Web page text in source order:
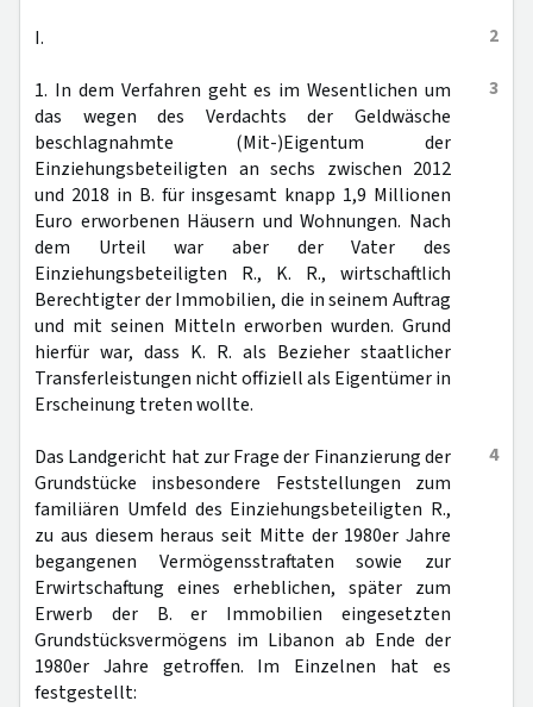
2
I.
3
1. In dem Verfahren geht es im Wesentlichen um
das wegen des Verdachts der Geldwäsche
beschlagnahmte (Mit-)Eigentum der
Einziehungsbeteiligten an sechs zwischen 2012
und 2018 in B. für insgesamt knapp 1,9 Millionen
Euro erworbenen Häusern und Wohnungen. Nach
dem Urteil war aber der Vater des
Einziehungsbeteiligten R., K. R., wirtschaftlich
Berechtigter der Immobilien, die in seinem Auftrag
und mit seinen Mitteln erworben wurden. Grund
hierfür war, dass K. R. als Bezieher staatlicher
Transferleistungen nicht offiziell als Eigentümer in
Erscheinung treten wollte.
4
Das Landgericht hat zur Frage der Finanzierung der
Grundstücke insbesondere Feststellungen zum
familiären Umfeld des Einziehungsbeteiligten R.,
zu aus diesem heraus seit Mitte der 1980er Jahre
begangenen Vermögensstraftaten sowie zur
Erwirtschaftung eines erheblichen, später zum
Erwerb der B. er Immobilien eingesetzten
Grundstücksvermögens im Libanon ab Ende der
1980er Jahre getroffen. Im Einzelnen hat es
festgestellt: